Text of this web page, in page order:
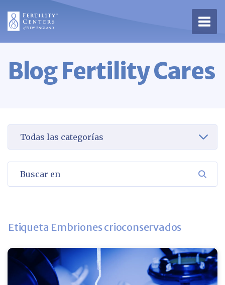
Abrir
Blog Fertility Cares
Etiqueta Embriones crioconservados